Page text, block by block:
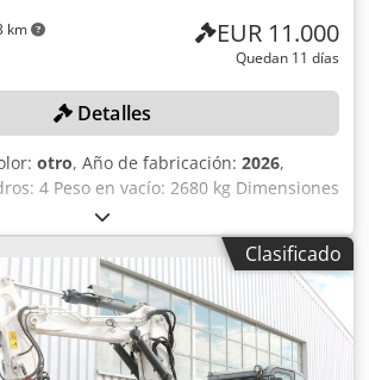
km EUR 11.000
Quedan 11 días
Detalles
otro, Año de fabricación: 2026,
4 Peso en vacío: 2680 kg Dimensiones
337 x 172 x 197 cm Sistema de
propio: 2680 kg Dimensiones de
x 1727 x 1972 mm Marca y modelo del
Cedpfszrv Ulsx Akljha Potencia: 36,5
4 Tamaño de los neumáticos:
y traseras: 30x10-16 Ancho de la pala:
sistema de cambio rápido
Clasificado